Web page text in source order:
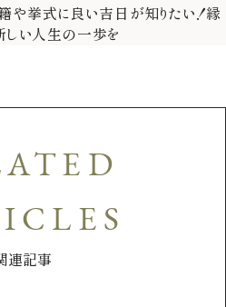
や挙式に良い吉日が知りたい！縁
い人生の一歩を
連記事